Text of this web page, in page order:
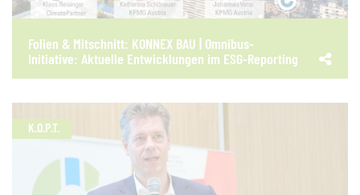
Folien & Mitschnitt: KONNEX BAU | Omnibus-
Initiative: Aktuelle Entwicklungen im ESG-Reporting
K.O.P.T.